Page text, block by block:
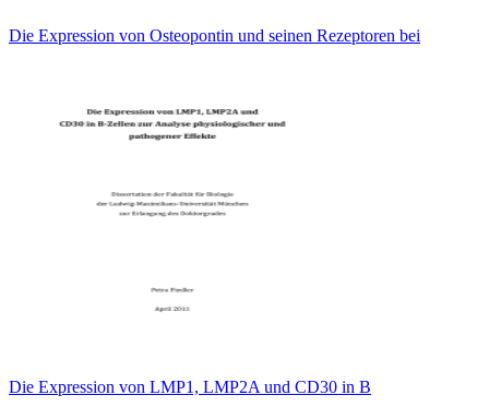
Die Expression von Osteopontin und seinen Rezeptoren bei
Die Expression von LMP1, LMP2A und CD30 in B